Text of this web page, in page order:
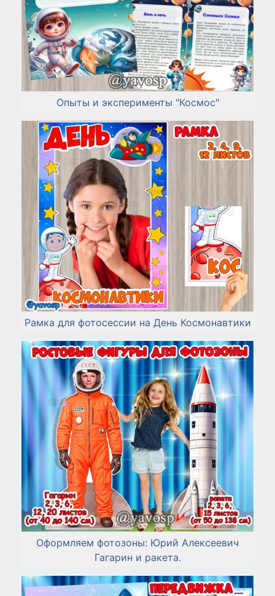
Опыты и эксперименты "Космос"
Рамка для фотосессии на День Космонавтики
Оформляем фотозоны: Юрий Алексеевич
Гагарин и ракета.